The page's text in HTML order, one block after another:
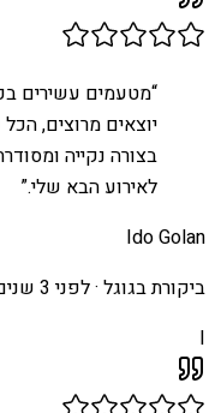
“מטעמים עשירים
יוצאים מרוצים,
בצורה נקייה
לאירוע הבא שלי.”
Ido Golan
ביקורת בגוגל ·לפני 3 שנים
I